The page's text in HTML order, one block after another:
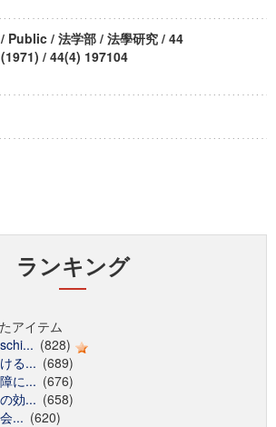
/ Public / 法学部 / 法學研究 / 44
(1971) / 44(4) 197104
ランキング
アイテム
(828)
る... (689)
に... (676)
効... (658)
... (620)